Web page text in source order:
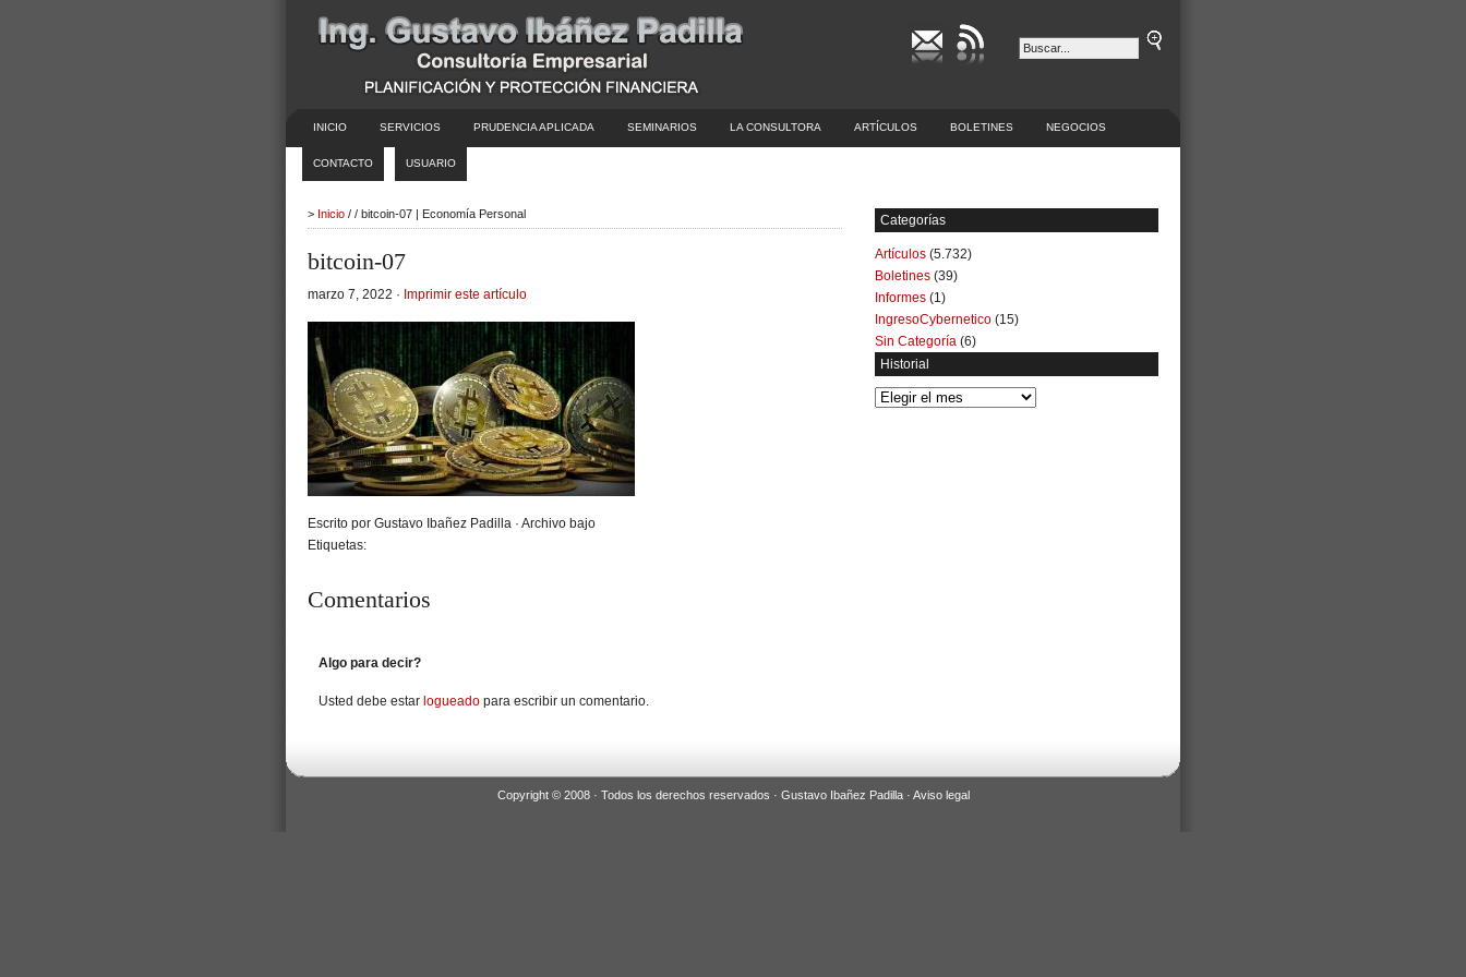
INICIO SERVICIOS PRUDENCIA APLICADA SEMINARIOS LA CONSULTORA ARTÍCULOS BOLETINES NEGOCIOS
CONTACTO USUARIO
> Inicio / / bitcoin-07 | Economía Personal
bitcoin-07
marzo 7, 2022 · Imprimir este artículo
Escrito por Gustavo Ibañez Padilla · Archivo bajo
Etiquetas:
Comentarios
Algo para decir?
Usted debe estar logueado para escribir un comentario.
Categorías
Artículos (5.732)
Boletines (39)
Informes (1)
IngresoCybernetico (15)
Sin Categoría (6)
Historial
Historial
Copyright © 2008 · Todos los derechos reservados · Gustavo Ibañez Padilla · Aviso legal